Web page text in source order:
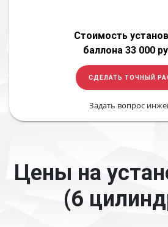
Стоимость
баллона 33 000
СДЕЛАТЬ ТОЧНЫЙ
Задать вопрос
Цены на
(6